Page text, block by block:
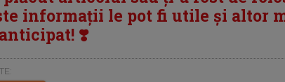
informații le pot fi utile și altor
❣️